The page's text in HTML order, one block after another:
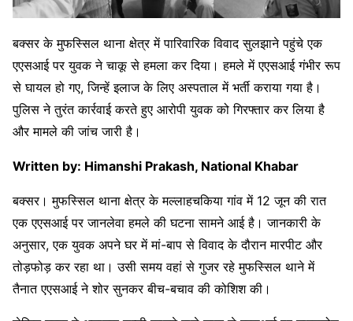
बक्सर के मुफस्सिल थाना क्षेत्र में पारिवारिक विवाद सुलझाने पहुंचे एक
एएसआई पर युवक ने चाकू से हमला कर दिया। हमले में एएसआई गंभीर रूप
से घायल हो गए, जिन्हें इलाज के लिए अस्पताल में भर्ती कराया गया है।
पुलिस ने तुरंत कार्रवाई करते हुए आरोपी युवक को गिरफ्तार कर लिया है
और मामले की जांच जारी है।
Written by: Himanshi Prakash, National Khabar
बक्सर। मुफस्सिल थाना क्षेत्र के मल्लाहचकिया गांव में 12 जून की रात
एक एएसआई पर जानलेवा हमले की घटना सामने आई है। जानकारी के
अनुसार, एक युवक अपने घर में मां-बाप से विवाद के दौरान मारपीट और
तोड़फोड़ कर रहा था। उसी समय वहां से गुजर रहे मुफस्सिल थाने में
तैनात एएसआई ने शोर सुनकर बीच-बचाव की कोशिश की।